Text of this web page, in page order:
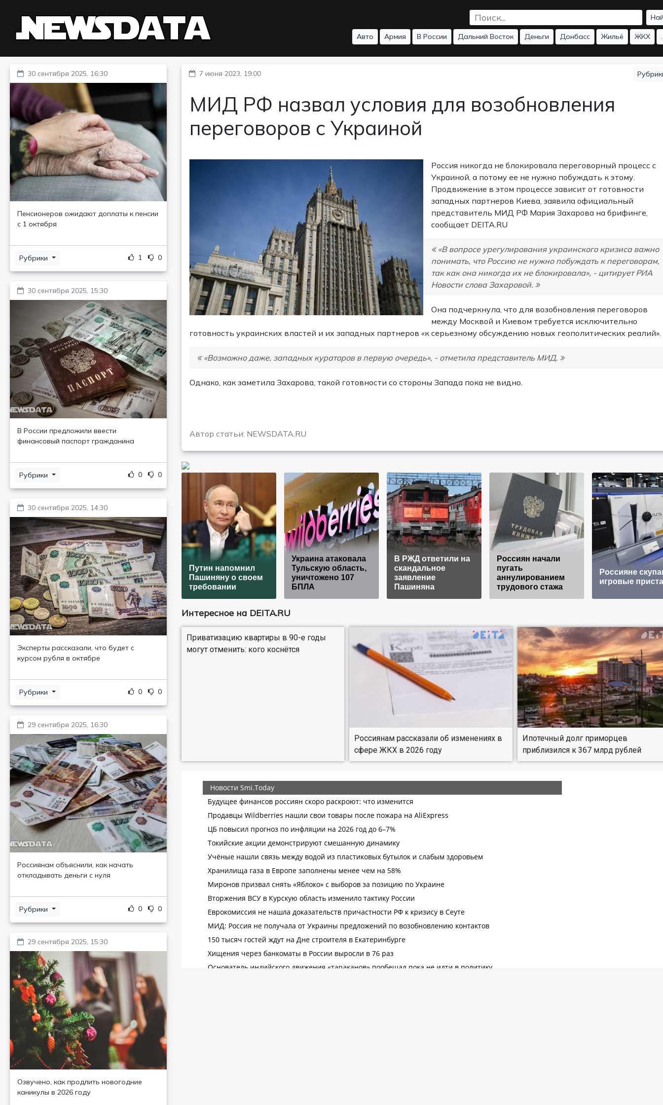
Авто Армия В России Дальний Восток Деньги Донбасс Жильё ЖКХ
30 сентября 2025, 16:30
Пенсионеров ожидают доплаты к пенсии
с 1 октября
Рубрики 1 0
30 сентября 2025, 15:30
В России предложили ввести
финансовый паспорт гражданина
Рубрики 0 0
30 сентября 2025, 14:30
Эксперты рассказали, что будет с
курсом рубля в октябре
Рубрики 0 0
29 сентября 2025, 16:30
Россиянам объяснили, как начать
откладывать деньги с нуля
Рубрики 0 0
29 сентября 2025, 15:30
Озвучено, как продлить новогодние
каникулы в 2026 году
7 июня 2023, 19:00
МИД РФ назвал условия для возобновления
переговоров с Украиной
Россия никогда не блокировала переговорный процесс с
Украиной, а потому ее не нужно побуждать к этому.
Продвижение в этом процессе зависит от готовности
западных партнеров Киева, заявила официальный
представитель МИД РФ Мария Захарова на брифинге,
сообщает DEITA.RU
«В вопросе урегулирования украинского кризиса важно
понимать, что Россию не нужно побуждать к переговорам,
так как она никогда их не блокировала», - цитирует РИА
Новости слова Захаровой.
Она подчеркнула, что для возобновления переговоров
между Москвой и Киевом требуется исключительно
готовность украинских властей и их западных партнеров «к серьезному обсуждению новых геополитических реалий».
«Возможно даже, западных кураторов в первую очередь», - отметила представитель МИД.
Однако, как заметила Захарова, такой готовности со стороны Запада пока не видно.
Автор статьи: NEWSDATA.RU
Путин напомнил
Пашиняну о своем
требовании
Украина атаковала
Тульскую область,
уничтожено 107
БПЛА
В РЖД ответили на
скандальное
заявление
Пашиняна
Россиян начали
пугать
аннулированием
трудового стажа
Россияне
игровые
Интересное на DEITA.RU
Приватизацию квартиры в 90-е годы
могут отменить: кого коснётся
Россиянам рассказали об изменениях в
сфере ЖКХ в 2026 году
Ипотечный долг приморцев
приблизился к 367 млрд рублей